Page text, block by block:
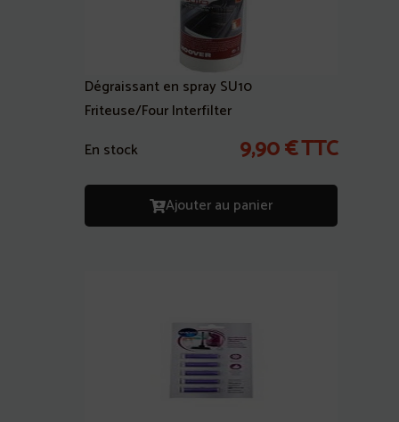
Dégraissant en spray SU10
Friteuse/Four Interfilter
En stock
9,90€TTC
Ajouter au panier